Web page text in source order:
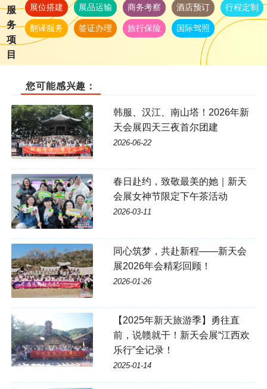
服
务
项
目
展位搭建 展品运输 商务考察 酒店预订 行程定制
翻译服务 签证办理 旅行保险 国际驾照
您可能感兴趣：
韩服、汉江、南山塔！2026年新
天会展四天三夜首尔团建
2026-06-22
春日赴约，致敬最美的她｜新天
会展女神节限定下午茶活动
2026-03-11
同心筑梦，共赴新程——新天会
展2026年会精彩回顾！
2026-01-26
【2025年新天旅游季】勇往直
前，说赣就干！新天会展“江西欢
乐行”全记录！
2025-01-14